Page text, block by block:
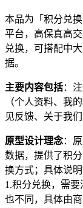
本品为「积分兑
平台，高保真高
兑换，可搭配中
据。
主要内容包括：
（个人资料、我
见反馈、关于我
原型设计理念：
数据，提供了积
换方式；具体说明
1.积分兑换，需
也不同，具体由